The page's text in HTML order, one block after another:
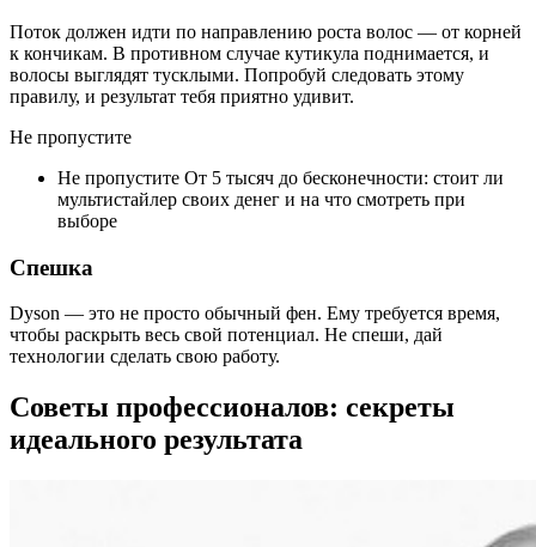
Поток должен идти по направлению роста волос — от корней
к кончикам. В противном случае кутикула поднимается, и
волосы выглядят тусклыми. Попробуй следовать этому
правилу, и результат тебя приятно удивит.
Не пропустите
Не пропустите От 5 тысяч до бесконечности: стоит ли
мультистайлер своих денег и на что смотреть при
выборе
Спешка
Dyson — это не просто обычный фен. Ему требуется время,
чтобы раскрыть весь свой потенциал. Не спеши, дай
технологии сделать свою работу.
Советы профессионалов: секреты
идеального результата